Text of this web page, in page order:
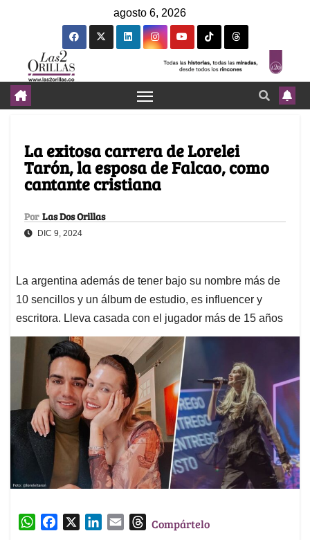
agosto 6, 2026
La exitosa carrera de Lorelei
Tarón, la esposa de Falcao, como
cantante cristiana
Por Las Dos Orillas
DIC 9, 2024
La argentina además de tener bajo su nombre más de
10 sencillos y un álbum de estudio, es influencer y
escritora. Lleva casada con el jugador más de 15 años
W
TCompártelo